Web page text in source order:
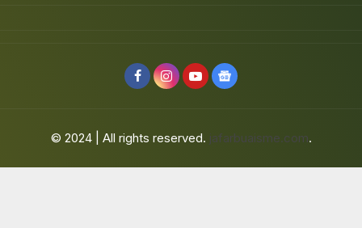
© 2024 | All rights reserved. jafarbuaisme.com.